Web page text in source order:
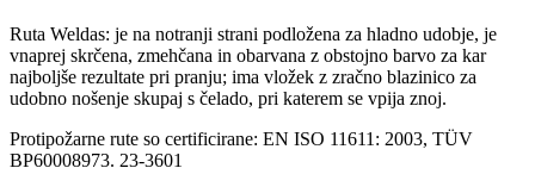
Ruta Weldas: je na notranji strani podložena za hladno udobje, je
vnaprej skrčena, zmehčana in obarvana z obstojno barvo za kar
najboljše rezultate pri pranju; ima vložek z zračno blazinico za
udobno nošenje skupaj s čelado, pri katerem se vpija znoj.
Protipožarne rute so certificirane: EN ISO 11611: 2003, TÜV
BP60008973. 23-3601